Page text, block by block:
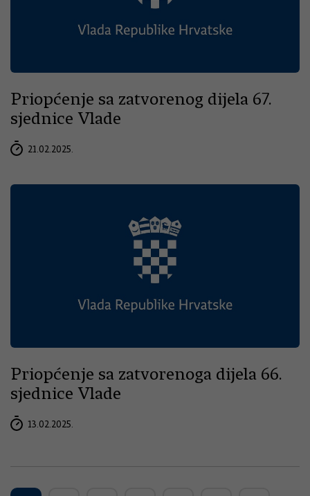
Priopćenje sa zatvorenog dijela 67.
sjednice Vlade
21.02.2025.
Priopćenje sa zatvorenoga dijela 66.
sjednice Vlade
13.02.2025.